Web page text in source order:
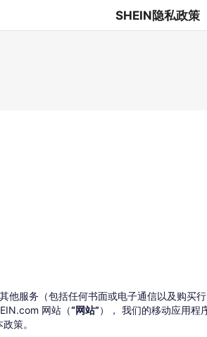
SHEIN隐私政策
他服务（包括任何书面或电子通信以及购买
网站（“网站”）， 我们的移动应用程
策。